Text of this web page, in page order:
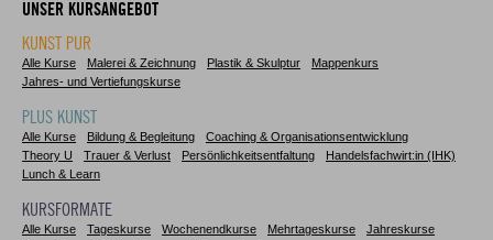
UNSER KURSANGEBOT
KUNST PUR
Alle Kurse Malerei & Zeichnung Plastik & Skulptur
Mappenkurs
Jahres- und Vertiefungskurse
PLUS KUNST
Alle Kurse Bildung & Begleitung
Coaching & Organisationsentwicklung
Theory U
Trauer & Verlust Persönlichkeitsentfaltung
Handelsfachwirt:in (IHK)
Lunch & Learn
KURSFORMATE
Alle Kurse Tageskurse Wochenendkurse Mehrtageskurse
Jahreskurse